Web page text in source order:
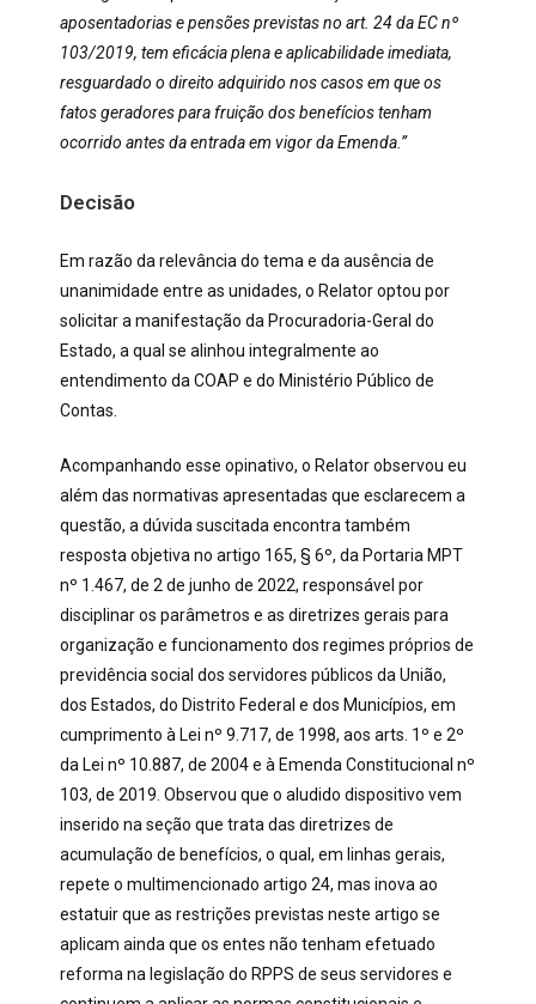
aposentadorias e pensões previstas no art. 24 da EC nº
103/2019, tem eficácia plena e aplicabilidade imediata,
resguardado o direito adquirido nos casos em que os
fatos geradores para fruição dos benefícios tenham
ocorrido antes da entrada em vigor da Emenda.”
Decisão
Em razão da relevância do tema e da ausência de
unanimidade entre as unidades, o Relator optou por
solicitar a manifestação da Procuradoria-Geral do
Estado, a qual se alinhou integralmente ao
entendimento da COAP e do Ministério Público de
Contas.
Acompanhando esse opinativo, o Relator observou eu
além das normativas apresentadas que esclarecem a
questão, a dúvida suscitada encontra também
resposta objetiva no artigo 165, § 6º, da Portaria MPT
nº 1.467, de 2 de junho de 2022, responsável por
disciplinar os parâmetros e as diretrizes gerais para
organização e funcionamento dos regimes próprios de
previdência social dos servidores públicos da União,
dos Estados, do Distrito Federal e dos Municípios, em
cumprimento à Lei nº 9.717, de 1998, aos arts. 1º e 2º
da Lei nº 10.887, de 2004 e à Emenda Constitucional nº
103, de 2019. Observou que o aludido dispositivo vem
inserido na seção que trata das diretrizes de
acumulação de benefícios, o qual, em linhas gerais,
repete o multimencionado artigo 24, mas inova ao
estatuir que as restrições previstas neste artigo se
aplicam ainda que os entes não tenham efetuado
reforma na legislação do RPPS de seus servidores e